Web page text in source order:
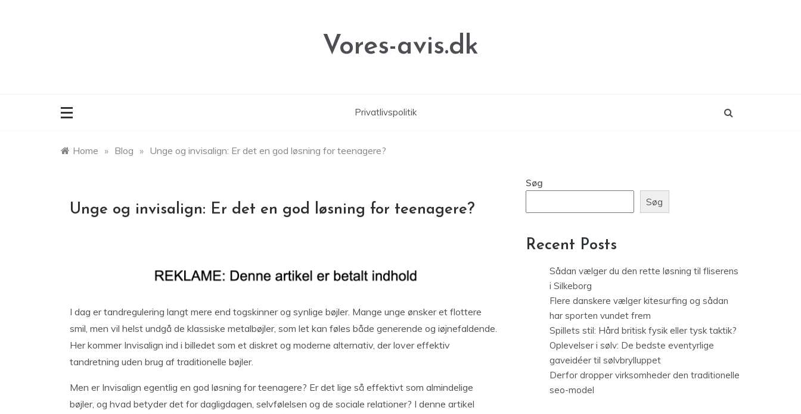
Vores-avis.dk
Privatlivspolitik
Home » Blog » Unge og invisalign: Er det en god løsning for teenagere?
Unge og invisalign: Er det en god løsning for teenagere?
I dag er tandregulering langt mere end togskinner og synlige bøjler. Mange unge ønsker et flottere
smil, men vil helst undgå de klassiske metalbøjler, som let kan føles både generende og iøjnefaldende.
Her kommer Invisalign ind i billedet som et diskret og moderne alternativ, der lover effektiv
tandretning uden brug af traditionelle bøjler.
Men er Invisalign egentlig en god løsning for teenagere? Er det lige så effektivt som almindelige
bøjler, og hvad betyder det for dagligdagen, selvfølelsen og de sociale relationer? I denne artikel
Søg
Søg
Recent Posts
Sådan vælger du den rette løsning til fliserens
i Silkeborg
Flere danskere vælger kitesurfing og sådan
har sporten vundet frem
Spillets stil: Hård britisk fysik eller tysk taktik?
Oplevelser i sølv: De bedste eventyrlige
gaveidéer til sølvbrylluppet
Derfor dropper virksomheder den traditionelle
seo-model